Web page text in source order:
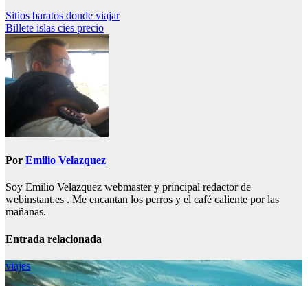
Navegación
de
entradas
Sitios baratos donde viajar
Billete islas cies precio
Por Emilio Velazquez
Soy Emilio Velazquez webmaster y principal redactor de
webinstant.es . Me encantan los perros y el café caliente por las
mañanas.
Entrada relacionada
viajes